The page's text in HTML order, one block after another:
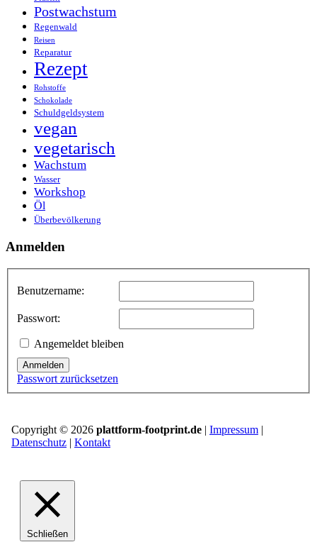
Postwachstum
Regenwald
Reisen
Reparatur
Rezept
Rohstoffe
Schokolade
Schuldgeldsystem
vegan
vegetarisch
Wachstum
Wasser
Workshop
Öl
Überbevölkerung
Anmelden
Benutzername:
Passwort:
Angemeldet bleiben
Anmelden
Passwort zurücksetzen
Copyright © 2026 plattform-footprint.de | Impressum |
Datenschutz | Kontakt
Schließen